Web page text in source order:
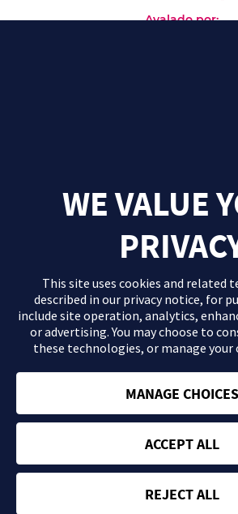
Avalado por:
El contenido que se proporciona en este
médico. Consulta con tu profesional
acerca de tu salud.
Política de privacidad Términos
WE VALUE
This site uses cookies and related
described in our privacy notice, for
include site operation, analytics,
or advertising. You may choose to
these technologies, or manage your
MANAGE CHOICES
ACCEPT ALL
REJECT ALL